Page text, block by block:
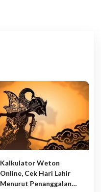
Kalkulator Weton
Online, Cek Hari Lahir
Menurut Penanggalan